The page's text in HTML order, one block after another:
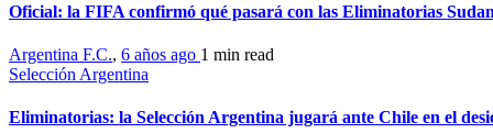
Oficial: la FIFA confirmó qué pasará con las Eliminatorias
Argentina F.C., 6 años ago 1 min read
Selección Argentina
Eliminatorias: la Selección Argentina jugará ante Chile en el